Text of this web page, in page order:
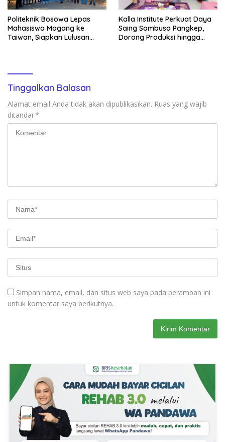
Politeknik Bosowa Lepas
Mahasiswa Magang ke
Taiwan, Siapkan Lulusan
Kalla Institute Perkuat Daya
Saing Sambusa Pangkep,
Dorong Produksi hingga
Tinggalkan Balasan
Alamat email Anda tidak akan dipublikasikan. Ruas yang wajib
ditandai *
Simpan nama, email, dan situs web saya pada peramban ini
untuk komentar saya berikutnya.